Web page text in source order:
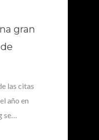
gran
las citas
año en
se…